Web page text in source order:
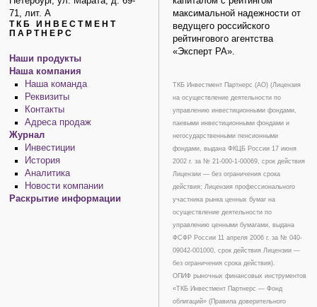
71, лит. А
ТКБ ИНВЕСТМЕНТ
ПАРТНЕРС
Наши продукты
Наша компания
Наша команда
Реквизиты
Контакты
Адреса продаж
Журнал
Инвестиции
История
Аналитика
Новости компании
Раскрытие информации
максимальной надежности от
ведущего российского
рейтингового агентства
«Эксперт РА».
ТКБ Инвестмент Партнерс (АО) (Лицензия
на осуществление деятельности по
управлению инвестиционными фондами,
паевыми инвестиционными фондами и
негосударственными пенсионными
фондами, выдана ФКЦБ России 17 июня
2002 г. за № 21-000-1-00069, срок действия
Лицензии — без ограничения срока
действия; Лицензия профессионального
участника рынка ценных бумаг на
осуществление деятельности по
управлению ценными бумагами, выдана
ФСФР России 11 апреля 2006 г. за № 040-
09042-001000, срок действия Лицензии —
без ограничения срока действия).
ОПИФ рыночных финансовых инструментов
«ТКБ Инвестмент Партнерс — Фонд
облигаций» (Правила доверительного